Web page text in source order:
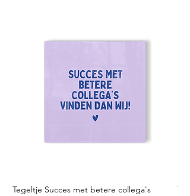
Tegeltje Succes met betere collega's